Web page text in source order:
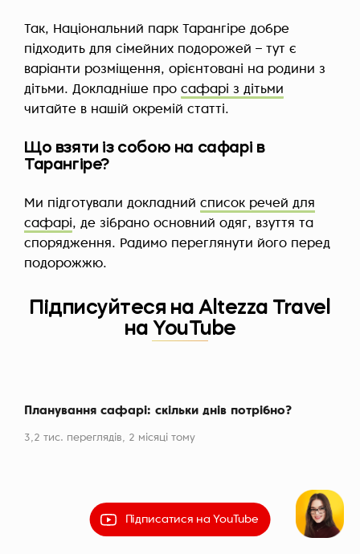
Так, Національний парк Тарангіре добре
підходить для сімейних подорожей – тут є
варіанти розміщення, орієнтовані на родини з
дітьми. Докладніше про сафарі з дітьми
читайте в нашій окремій статті.
Що взяти із собою на сафарі в
Тарангіре?
Ми підготували докладний список речей для
сафарі, де зібрано основний одяг, взуття та
спорядження. Радимо переглянути його перед
подорожжю.
Підписуйтеся на Altezza Travel
на YouTube
Планування сафарі: скільки днів потрібно?
3,2 тис. переглядів, 2 місяці тому
Підписатися на YouTube